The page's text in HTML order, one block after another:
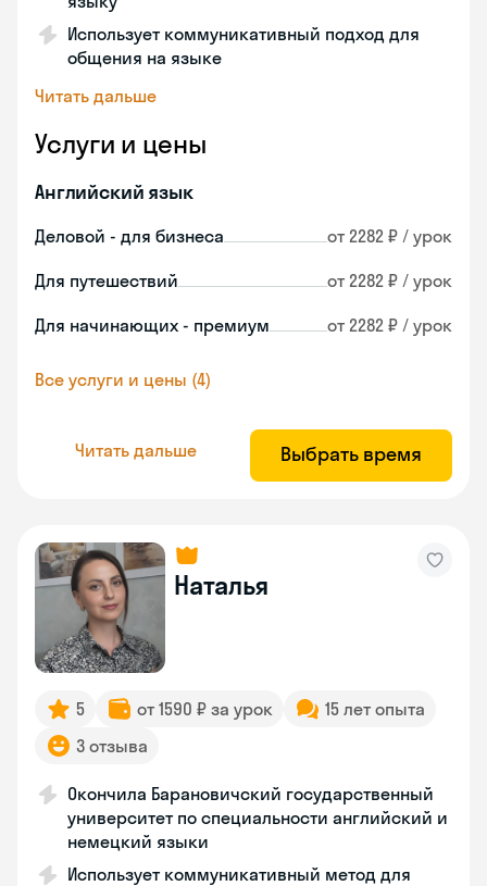
Использует коммуникативный подход для
общения на языке
Читать дальше
Услуги и цены
Английский язык
Деловой - для бизнеса от 2282 ₽ / урок
Для путешествий от 2282 ₽ / урок
Для начинающих - премиум от 2282 ₽ / урок
Все услуги и цены (4)
Читать дальше Выбрать время
Наталья
5 от 1590 ₽ за урок
15 лет опыта
3 отзыва
Окончила Барановичский государственный
университет по специальности английский и
немецкий языки
Использует коммуникативный метод для